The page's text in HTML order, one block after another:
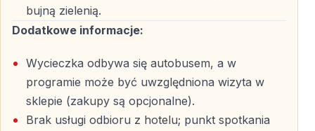
To idealne miejsce na krótki odpoczynek, spacer po
zielonych terenach oraz wykonanie zdjęć
przedstawiających Stambuł z wyjątkowej perspektywy.
Wielki Meczet Çamlıca
bujną zielenią.
Dodatkowe informacje:
Wycieczka odbywa się autobusem, a w
programie może być uwzględniona wizyta w
sklepie (zakupy są opcjonalne).
Brak usługi odbioru z hotelu; punkt spotkania